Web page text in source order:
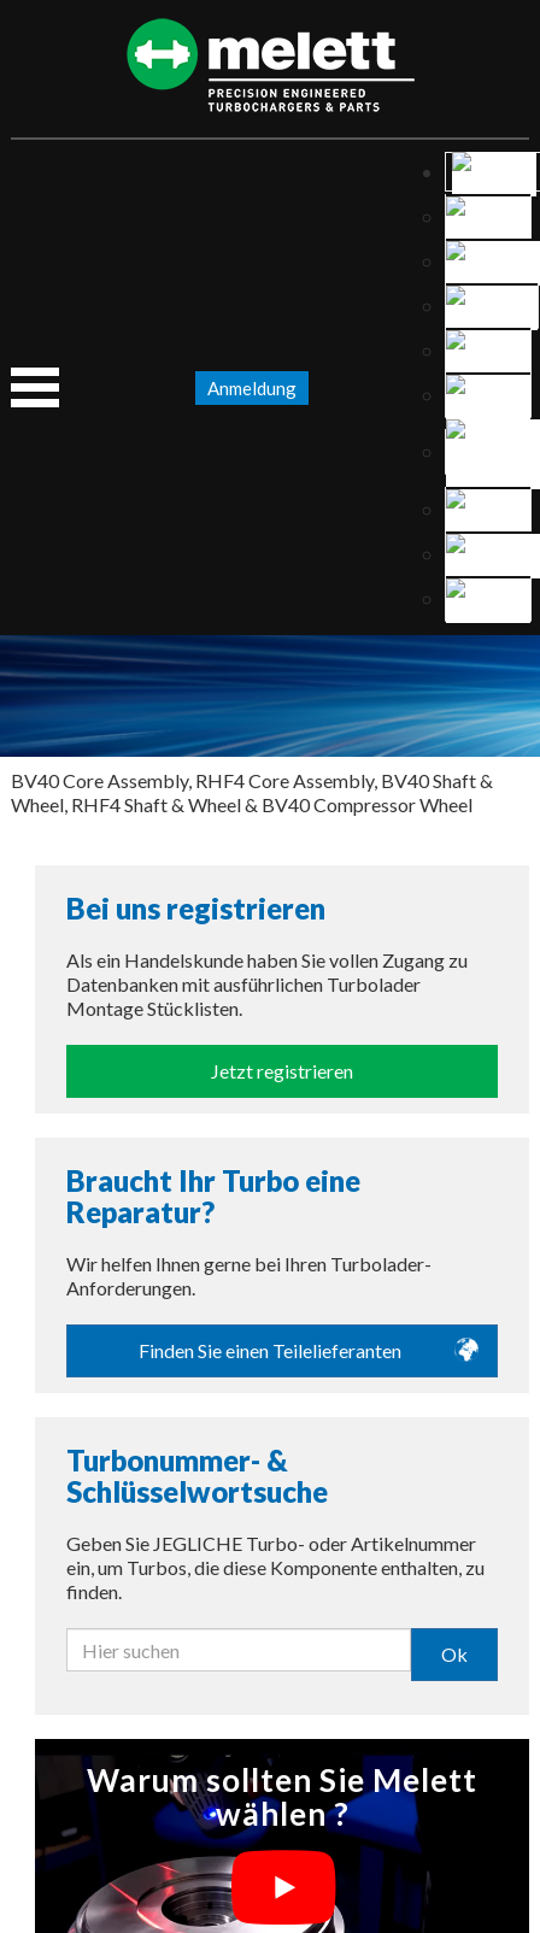
Anmeldung
BV40 Core Assembly, RHF4 Core Assembly, BV40 Shaft &
Wheel, RHF4 Shaft & Wheel & BV40 Compressor Wheel
Bei uns registrieren
Als ein Handelskunde haben Sie vollen Zugang zu
Datenbanken mit ausführlichen Turbolader
Montage Stücklisten.
Jetzt registrieren
Braucht Ihr Turbo eine
Reparatur?
Wir helfen Ihnen gerne bei Ihren Turbolader-
Anforderungen.
Finden Sie einen Teilelieferanten
Turbonummer- &
Schlüsselwortsuche
Geben Sie JEGLICHE Turbo- oder Artikelnummer
ein, um Turbos, die diese Komponente enthalten, zu
finden.
Ok
Warum sollten Sie Melett
wählen ?